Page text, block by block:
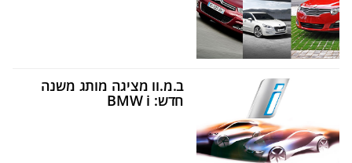
ב.מ.וו מציגה מותג משנה
חדש: BMW i